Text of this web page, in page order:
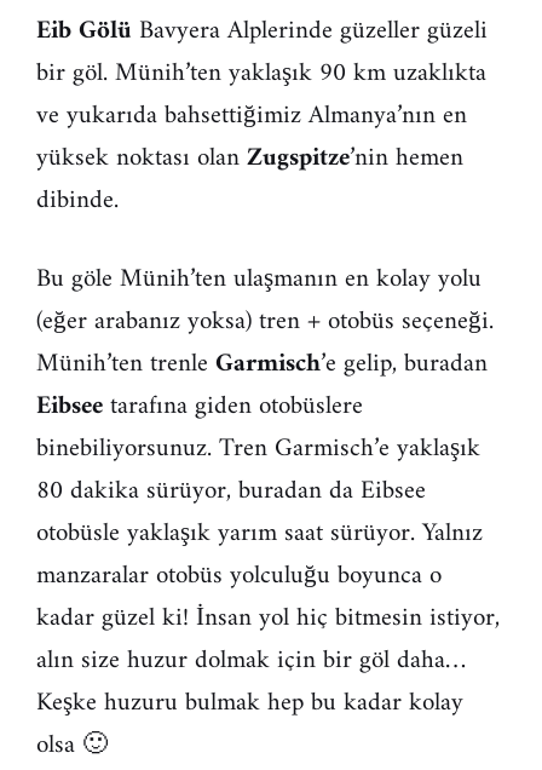
Eib Gölü Bavyera Alplerinde güzeller güzeli
bir göl. Münih’ten yaklaşık 90 km uzaklıkta
ve yukarıda bahsettiğimiz Almanya’nın en
yüksek noktası olanZugspitze’nin hemen
dibinde.
Bu göle Münih’ten ulaşmanın en kolay yolu
(eğer arabanız yoksa) tren + otobüs seçeneği.
Münih’ten trenleGarmisch’e gelip, buradan
Eibseetarafına giden otobüslere
binebiliyorsunuz. Tren Garmisch’e yaklaşık
80 dakika sürüyor, buradan da Eibsee
otobüsle yaklaşık yarım saat sürüyor. Yalnız
manzaralar otobüs yolculuğu boyunca o
kadar güzel ki! İnsan yol hiç bitmesin istiyor,
alın size huzur dolmak için bir göl daha…
Keşke huzuru bulmak hep bu kadar kolay
olsa 🙂